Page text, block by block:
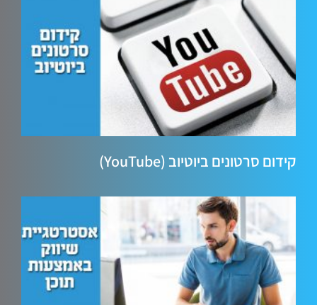
קידום סרטונים ביוטיוב (YouTube)